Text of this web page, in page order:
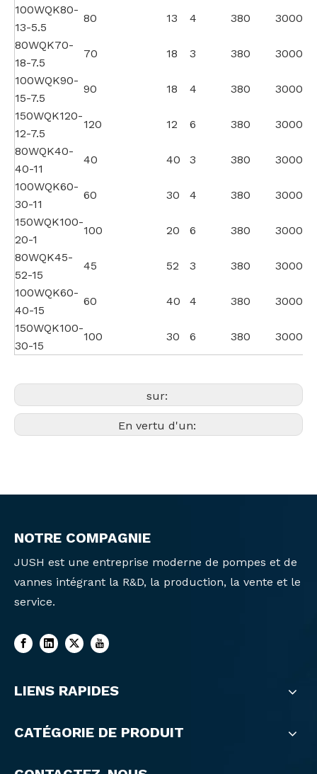
100WQK80-
13-5.5
80 13 4 380 3000
80WQK70-
18-7.5
70 18 3 380 3000
100WQK90-
15-7.5
90 18 4 380 3000
150WQK120-
12-7.5
120 12 6 380 3000
80WQK40-
40-11
40 40 3 380 3000
100WQK60-
30-11
60 30 4 380 3000
150WQK100-
20-1
100 20 6 380 3000
80WQK45-
52-15
45 52 3 380 3000
100WQK60-
40-15
60 40 4 380 3000
150WQK100-
30-15
100 30 6 380 3000
sur:
En vertu d'un:
NOTRE COMPAGNIE
JUSH est une entreprise moderne de pompes et de
vannes intégrant la R&D, la production, la vente et le
service.
LIENS RAPIDES
CATÉGORIE DE PRODUIT